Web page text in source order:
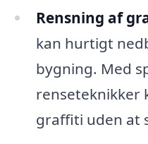
Rensning af
kan hurtigt
bygning. Med
renseteknikker
graffiti uden at